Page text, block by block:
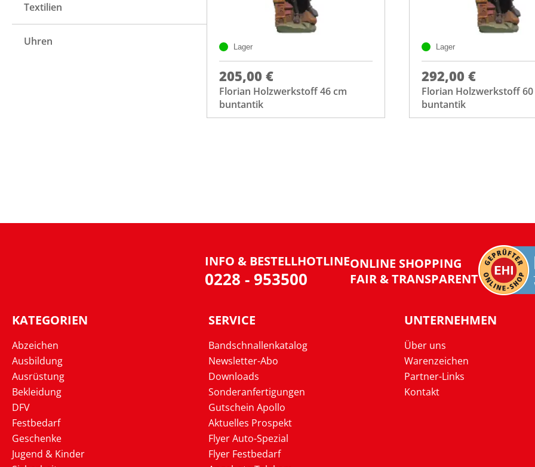
Textilien
Uhren Lager
205,00 €
Florian Holzwerkstoff 46 cm
buntantik
Lager
292,00 €
Florian Holzwerkstoff
buntantik
INFO & BESTELLHOTLINE
0228 - 953500
ONLINE SHOPPING
FAIR & TRANSPARENT
KATEGORIEN
Abzeichen
Ausbildung
Ausrüstung
Bekleidung
DFV
Festbedarf
Geschenke
Jugend & Kinder
SERVICE
Bandschnallenkatalog
Newsletter-Abo
Downloads
Sonderanfertigungen
Gutschein Apollo
Aktuelles Prospekt
Flyer Auto-Spezial
Flyer Festbedarf
UNTERNEHMEN
Über uns
Warenzeichen
Partner-Links
Kontakt